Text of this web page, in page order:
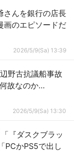
さんを銀行の店長
画のエピソードだ
2026/5/9(Sa) 13:39
野古抗議船事故
故なのか…
2026/5/9(Sa) 13:30
『ダスクブラッ
PCかPS5で出し